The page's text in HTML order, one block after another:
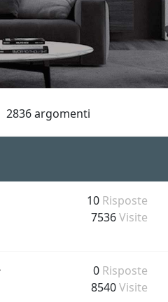
2836 argomenti
10 Risposte
7536Visite
0 Risposte
8540Visite